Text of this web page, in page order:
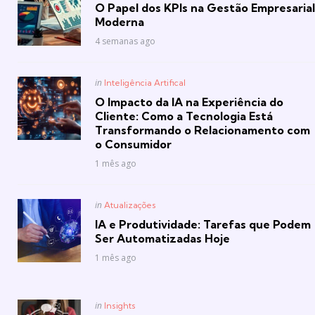
O Papel dos KPIs na Gestão Empresarial
Moderna
4 semanas ago
Posted
in Inteligência Artifical
O Impacto da IA na Experiência do
Cliente: Como a Tecnologia Está
Transformando o Relacionamento com
o Consumidor
1 mês ago
Posted
in Atualizações
IA e Produtividade: Tarefas que Podem
Ser Automatizadas Hoje
1 mês ago
Posted
in Insights